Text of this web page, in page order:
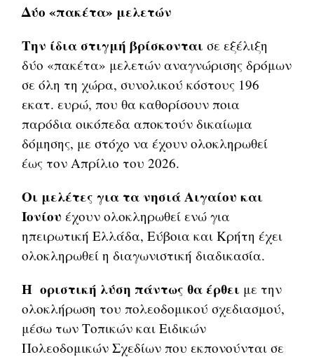
Δύο «πακέτα» μελετών
Την ίδια στιγμή βρίσκονται σε εξέλιξη
δύο «πακέτα» μελετών αναγνώρισης δρόμων
σε όλη τη χώρα, συνολικού κόστους 196
εκατ. ευρώ, που θα καθορίσουν ποια
παρόδια οικόπεδα αποκτούν δικαίωμα
δόμησης, με στόχο να έχουν ολοκληρωθεί
έως τον Απρίλιο του 2026.
Οι μελέτες για τα νησιά Αιγαίου και
Ιονίου έχουν ολοκληρωθεί ενώ για
ηπειρωτική Ελλάδα, Εύβοια και Κρήτη έχει
ολοκληρωθεί η διαγωνιστική διαδικασία.
Η οριστική λύση πάντως θα έρθει με την
ολοκλήρωση του πολεοδομικού σχεδιασμού,
μέσω των Τοπικών και Ειδικών
Πολεοδομικών Σχεδίων που εκπονούνται σε